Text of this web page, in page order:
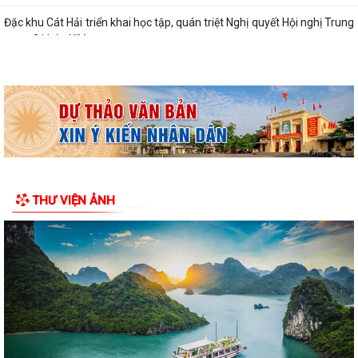
Đặc khu Cát Hải triển khai học tập, quán triệt Nghị quyết Hội nghị Trung
ương 3 khóa XIV
Cát Hải triển khai đợt cao điểm "90 ngày tăng tốc - về đích khám sức
khỏe toàn dân năm 2026"
Cảnh giác với hình thức quảng bá trá hình các trang cá cược trực
Lung linh những ngọn nến tri ân tại Nghĩa trang Liệt sĩ Đặc khu Cát Hải
Bệnh viện Mắt Hà Nội – Hải Phòng đồng hành tri ân người có công tại
Đặc khu Cát Hải
Đã xác định các nhà vô địch Giải đua thuyền rồng Lễ hội đình làng Phù
Long năm 2026
Khai mạc Lễ hội truyền thống Đình Hòa Hy năm 2026